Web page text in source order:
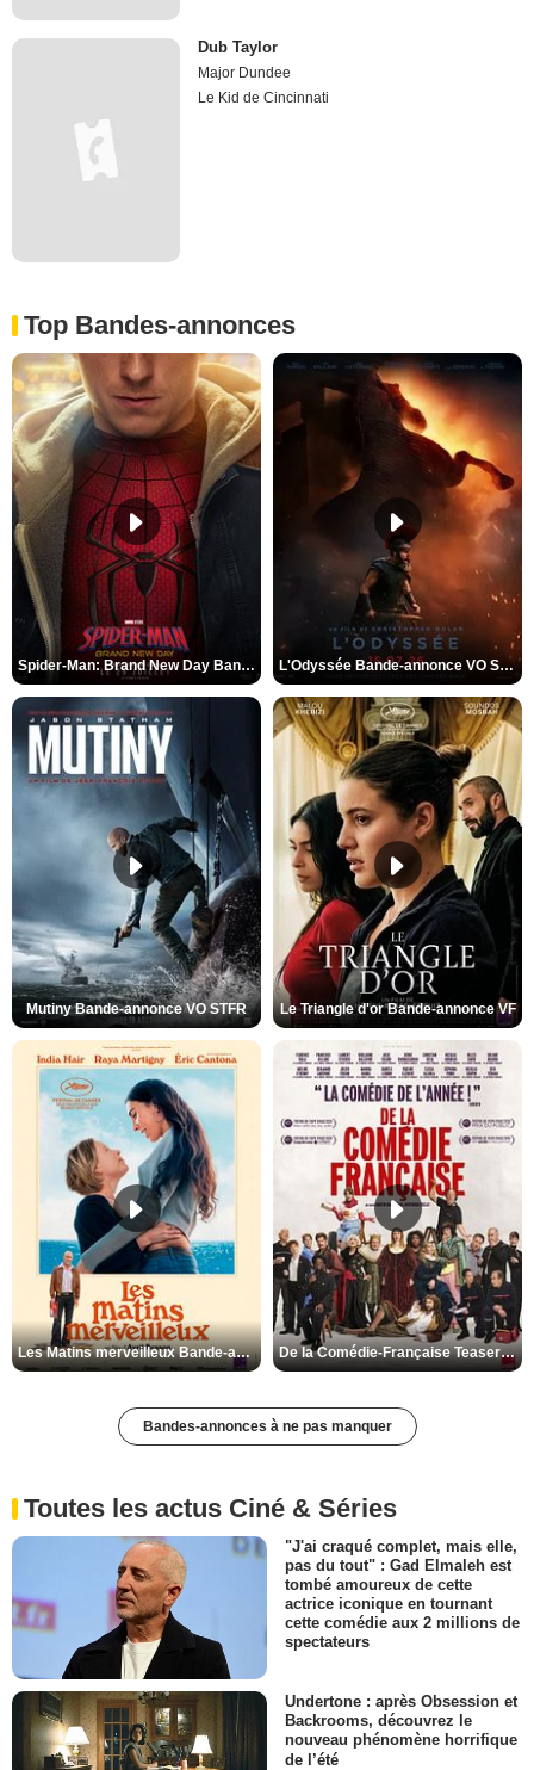
Dub Taylor
Major Dundee
Le Kid de Cincinnati
Top Bandes-annonces
Spider-Man: Brand New Day Bande-annonce VO STFR L'Odyssée Bande-annonce VO STFR
Mutiny Bande-annonce VO STFR Le Triangle d'or Bande-annonce VF
Les Matins merveilleux Bande-annonce VF De la Comédie-Française Teaser VF
Bandes-annonces à ne pas manquer
Toutes les actus Ciné & Séries
"J'ai craqué complet, mais elle,
pas du tout" : Gad Elmaleh est
tombé amoureux de cette
actrice iconique en tournant
cette comédie aux 2 millions de
spectateurs
Undertone : après Obsession et
Backrooms, découvrez le
nouveau phénomène horrifique
de l’été